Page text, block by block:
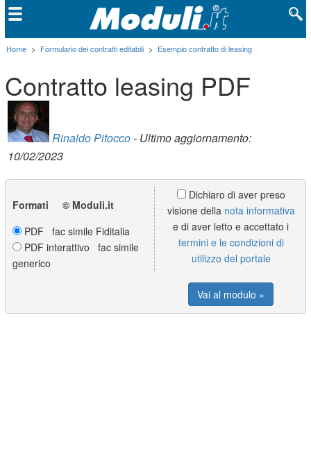
Home > Formulario dei contratti editabili > Esempio contratto di leasing
Contratto leasing PDF
Rinaldo Pitocco- Ultimo aggiornamento:
10/02/2023
Formati © Moduli.it
PDF fac simile Fiditalia
PDF interattivo fac simile
generico
Dichiaro di aver preso
visione della nota informativa
e di aver letto e accettato i
termini e le condizioni di
utilizzo del portale
Vai al modulo »